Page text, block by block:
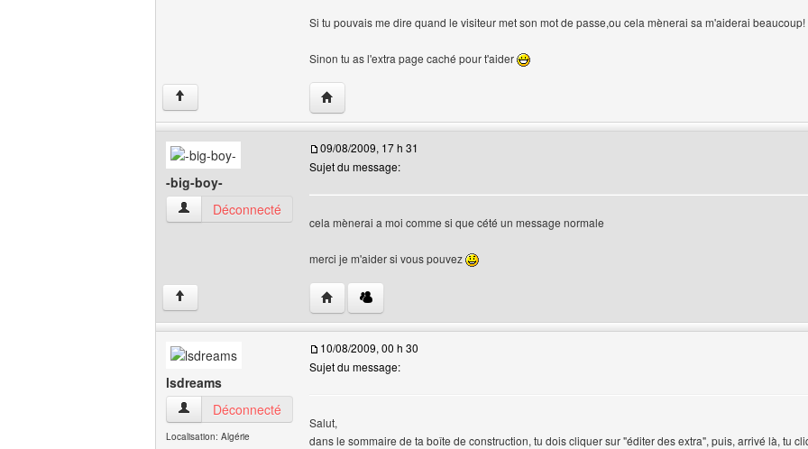
Si tu pouvais me dire quand le visiteur met son mot de passe,ou cela mènerai sa m'aiderai beaucoup!
Sinon tu as l'extra page caché pour t'aider
↑ Visiter le site web de l'utilisateur: dburn
-big-boy-
-big-boy- Voir le profil de l'utilisateur
Déconnecté
09/08/2009, 17 h 31
Sujet du message:
cela mènerai a moi comme si que cété un message normale
merci je m'aider si vous pouvez
↑ Visiter le site web de l'utilisateur: -big-boy-
lsdreams
lsdreams Voir le profil de l'utilisateur
Déconnecté
Localisation: Algérie
10/08/2009, 00 h 30
Sujet du message:
Salut,
dans le sommaire de ta boîte de construction, tu dois cliquer sur "éditer des extra", puis, arrivé là, tu